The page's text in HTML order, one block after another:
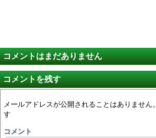
コメントはまだありません
コメントを残す
メールアドレスが公開されることはありません。
す
コメント